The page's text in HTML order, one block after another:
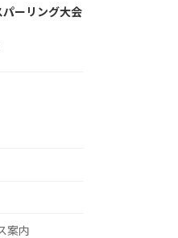
ーリング大会
案内